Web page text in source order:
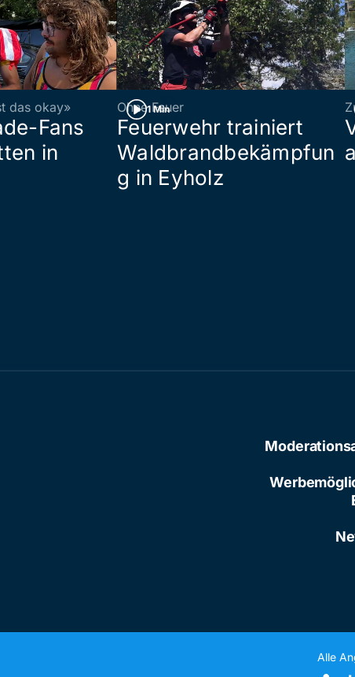
das okay»
Fans
in
1 Min
Ohne Feuer
Feuerwehr trainiert
Waldbrandbekämpfun
g in Eyholz
Alle